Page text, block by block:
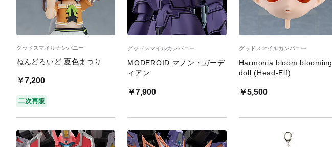
グッドスマイルカンパニー
ねんどろいど 夏色まつり
￥7,200
二次再販
グッドスマイルカンパニー
MODEROID マノン・ガーデ
ィアン
￥7,900
グッドスマイルカンパニー
Harmonia bloom blooming
doll (Head-Elf)
￥5,500